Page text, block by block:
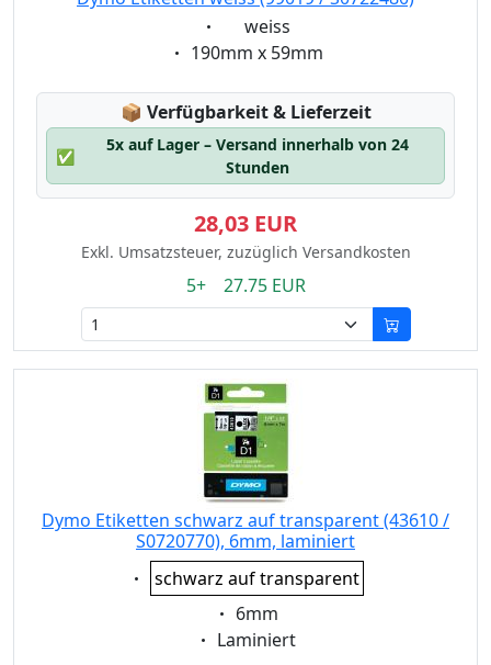
Eigenschaft:
weiss
Eigenschaft:
190mm x 59mm
📦 Lagerstatus:
Verfügbarkeit & Lieferzeit
✅
5x auf Lager – Versand innerhalb von 24
Stunden
28,03 EUR
Exkl. Umsatzsteuer, zuzüglich Versandkosten
5+ 27.75 EUR
Dymo Etiketten schwarz auf transparent (43610 /
S0720770), 6mm, laminiert
Eigenschaft:
schwarz auf transparent
Eigenschaft:
6mm
Eigenschaft:
Laminiert